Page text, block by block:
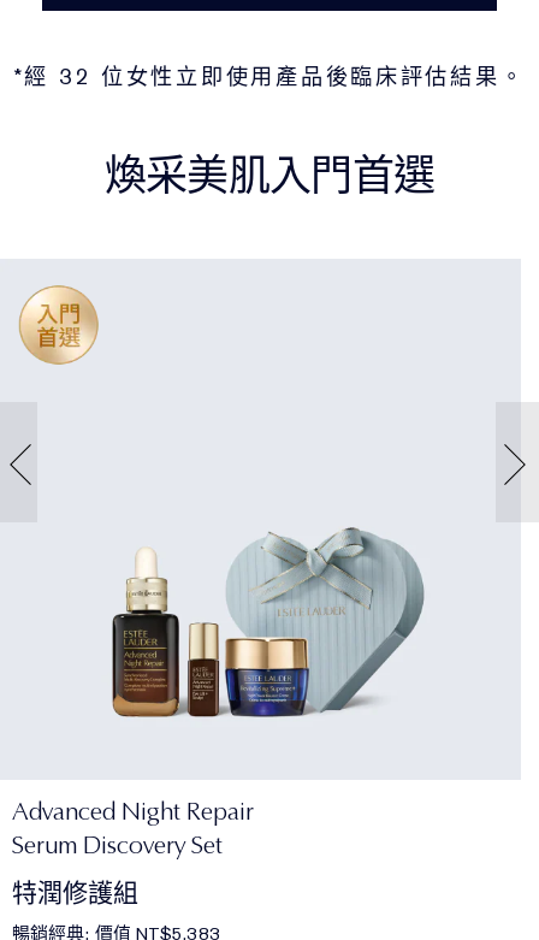
*經 32 位女性立即使用產品後臨床評估結果。
煥采美肌入門首選
Advanced Night Repair
Serum Discovery Set
特潤修護組
暢銷經典: 價值 NT$5,383